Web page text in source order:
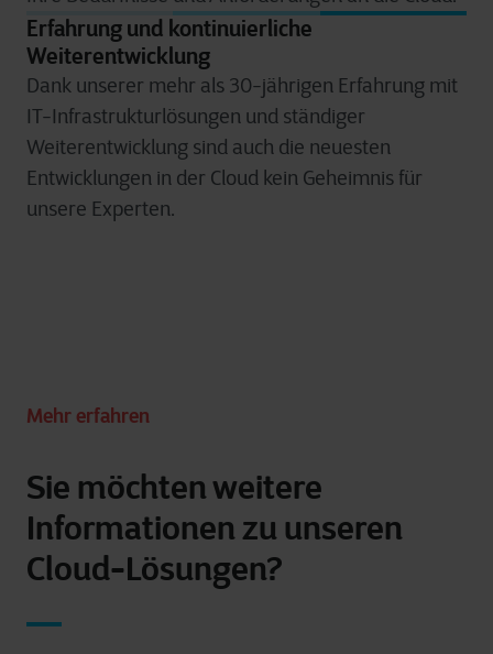
Erfahrung und kontinuierliche
Weiterentwicklung
Dank unserer mehr als 30-jährigen Erfahrung mit
IT-Infrastrukturlösungen und ständiger
Weiterentwicklung sind auch die neuesten
Entwicklungen in der Cloud kein Geheimnis für
unsere Experten.
Mehr erfahren
Sie möchten weitere
Informationen zu unseren
Cloud-Lösungen?